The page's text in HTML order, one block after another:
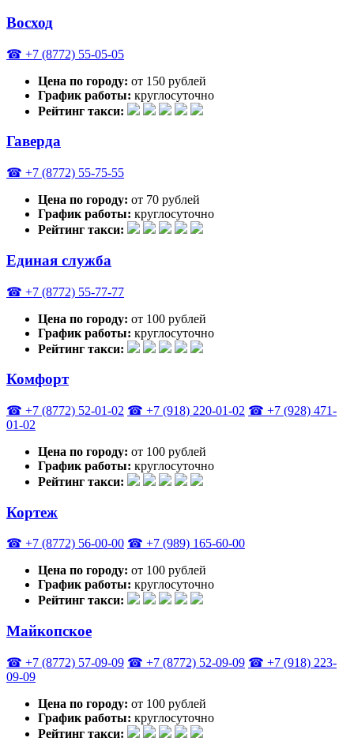
Восход
☎ +7 (8772) 55-05-05
Цена по городу: от 150 рублей
График работы: круглосуточно
Рейтинг такси:
Гаверда
☎ +7 (8772) 55-75-55
Цена по городу: от 70 рублей
График работы: круглосуточно
Рейтинг такси:
Единая служба
☎ +7 (8772) 55-77-77
Цена по городу: от 100 рублей
График работы: круглосуточно
Рейтинг такси:
Комфорт
☎ +7 (8772) 52-01-02 ☎ +7 (918) 220-01-02 ☎ +7 (928) 471-
01-02
Цена по городу: от 100 рублей
График работы: круглосуточно
Рейтинг такси:
Кортеж
☎ +7 (8772) 56-00-00 ☎ +7 (989) 165-60-00
Цена по городу: от 100 рублей
График работы: круглосуточно
Рейтинг такси:
Майкопское
☎ +7 (8772) 57-09-09 ☎ +7 (8772) 52-09-09 ☎ +7 (918) 223-
09-09
Цена по городу: от 100 рублей
График работы: круглосуточно
Рейтинг такси: